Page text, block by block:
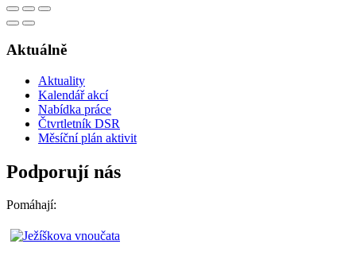
Aktuálně
Aktuality
Kalendář akcí
Nabídka práce
Čtvrtletník DSR
Měsíční plán aktivit
Podporují nás
Pomáhají: